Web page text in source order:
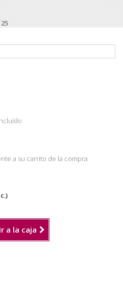
a su carrito de la compra
Ir a la caja